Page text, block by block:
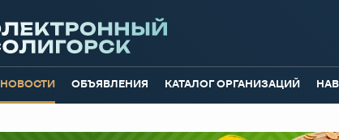
НОВОСТИ ОБЪЯВЛЕНИЯ КАТАЛОГ ОРГАНИЗАЦИЙ